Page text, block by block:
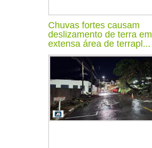
Chuvas fortes causam
deslizamento de terra em
extensa área de terrapl...